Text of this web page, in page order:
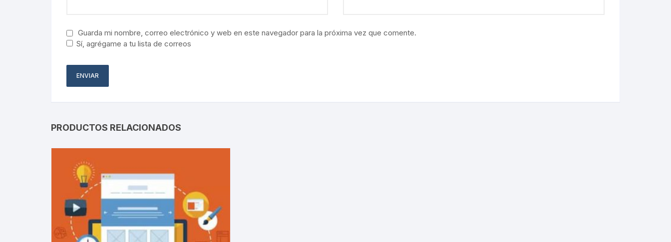
Guarda mi nombre, correo electrónico y web en este navegador para la próxima vez que comente.
Sí, agrégame a tu lista de correos
PRODUCTOS RELACIONADOS